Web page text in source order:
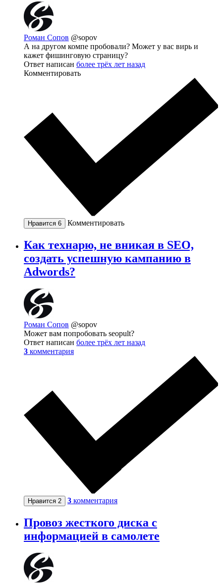
Роман Сопов @sopov
А на другом компе пробовали? Может у вас вирь и
кажет фишинговую страницу?
Ответ написан более трёх лет назад
Комментировать
Нравится 6 Комментировать
Как технарю, не вникая в SEO,
создать успешную кампанию в
Adwords?
Роман Сопов @sopov
Может вам попробовать seopult?
Ответ написан более трёх лет назад
3 комментария
Нравится 2 3 комментария
Провоз жесткого диска с
информацией в самолете